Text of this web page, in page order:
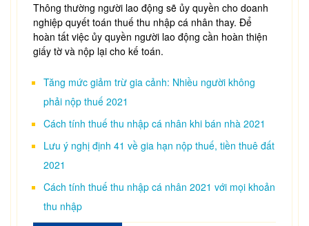
Thông thường người lao động sẽ ủy quyền cho doanh
nghiệp quyết toán thuế thu nhập cá nhân thay. Để
hoàn tất việc ủy quyền người lao động cần hoàn thiện
giấy tờ và nộp lại cho kế toán.
Tăng mức giảm trừ gia cảnh: Nhiều người không
phải nộp thuế 2021
Cách tính thuế thu nhập cá nhân khi bán nhà 2021
Lưu ý nghị định 41 về gia hạn nộp thuế, tiền thuê đất
2021
Cách tính thuế thu nhập cá nhân 2021 với mọi khoản
thu nhập